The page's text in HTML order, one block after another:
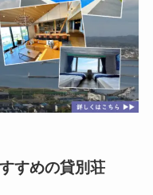
すめの貸別荘